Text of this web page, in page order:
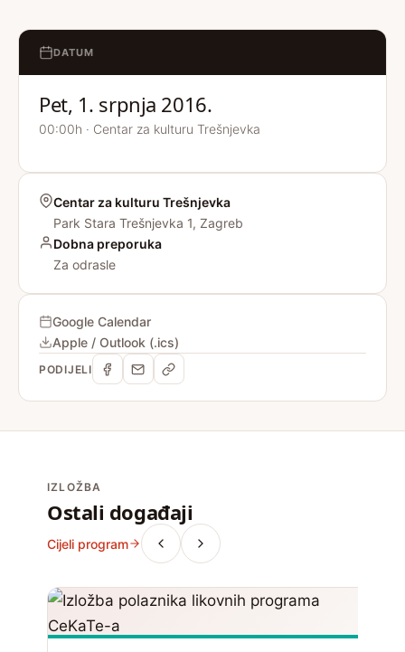
DATUM
Pet, 1. srpnja 2016.
00:00h · Centar za kulturu Trešnjevka
Centar za kulturu Trešnjevka
Park Stara Trešnjevka 1, Zagreb
Dobna preporuka
Za odrasle
Google Calendar
Apple / Outlook (.ics)
PODIJELI
IZLOŽBA
Ostali događaji
Cijeli program